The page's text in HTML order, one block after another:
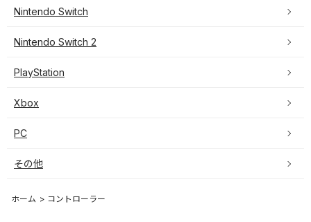
Nintendo Switch
Nintendo Switch 2
PlayStation
Xbox
PC
その他
ホーム > コントローラー